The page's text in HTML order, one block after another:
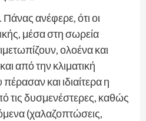
ανέφερε, ότι οι
μέσα στη σωρεία
ολοένα και
από την κλιματική
και ιδιαίτερα η
τις δυσμενέστερες, καθώς
(χαλαζοπτώσεις,